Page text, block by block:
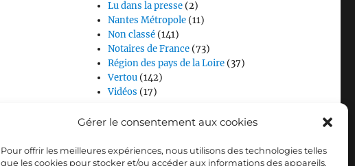
Gérer le consentement aux cookies
Pour offrir les meilleures expériences, nous utilisons des technologies telles
que les cookies pour stocker et/ou accéder aux informations des appareils.
Lu dans la presse (2)
Nantes Métropole (11)
Non classé (141)
Notaires de France (73)
Région des pays de la Loire (37)
Vertou (142)
Vidéos (17)